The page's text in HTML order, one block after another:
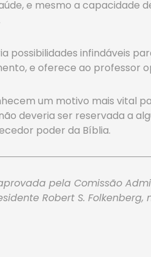
e mesmo a capacidade
possibilidades infindáveis
e oferece ao professor
um motivo mais vital
deveria ser reservada a
poder da Bíblia.
pela Comissão
Robert S.